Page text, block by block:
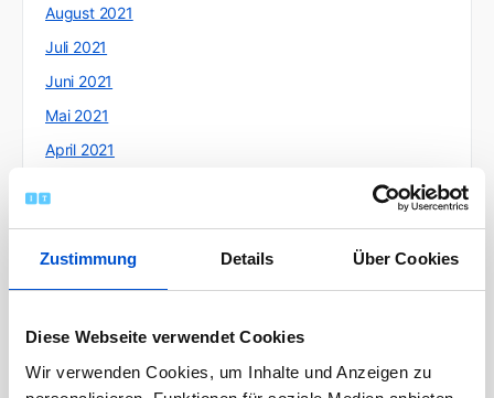
Zustimmung Details Über Cookies
Diese Webseite verwendet Cookies
Wir verwenden Cookies, um Inhalte und Anzeigen zu
August 2021
Juli 2021
Juni 2021
Mai 2021
April 2021
Januar 2021
Dezember 2020
September 2020